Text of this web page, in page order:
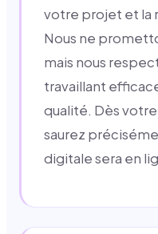
votre projet et la
Nous ne
mais nous
travaillant
qualité. Dès
saurez
digitale sera en